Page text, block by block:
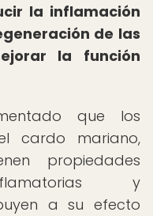
la inflamación
de las
la función
que los
cardo mariano,
propiedades
y
a su efecto